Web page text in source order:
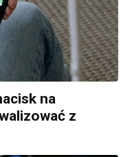
na
z